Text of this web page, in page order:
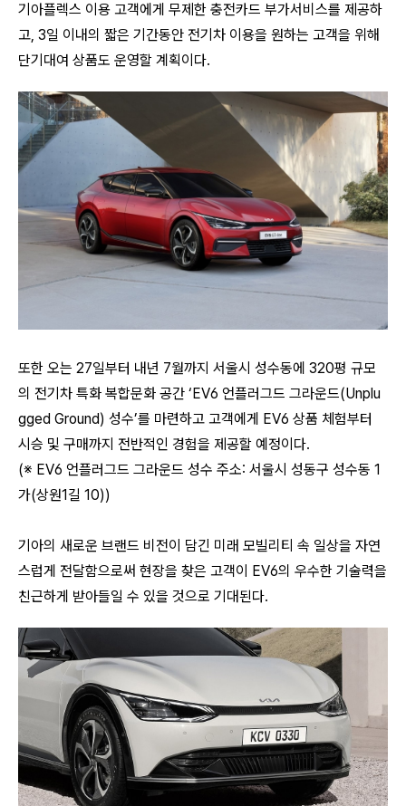
기아플렉스 이용 고객에게 무제한 충전카드 부가서비스를 제공하
고, 3일 이내의 짧은 기간동안 전기차 이용을 원하는 고객을 위해
단기대여 상품도 운영할 계획이다.
또한 오는 27일부터 내년 7월까지 서울시 성수동에 320평 규모
의 전기차 특화 복합문화 공간 ‘EV6 언플러그드 그라운드(Unplu
gged Ground) 성수’를 마련하고 고객에게 EV6 상품 체험부터
시승 및 구매까지 전반적인 경험을 제공할 예정이다.
(※ EV6 언플러그드 그라운드 성수 주소: 서울시 성동구 성수동 1
가(상원1길 10))
기아의 새로운 브랜드 비전이 담긴 미래 모빌리티 속 일상을 자연
스럽게 전달함으로써 현장을 찾은 고객이 EV6의 우수한 기술력을
친근하게 받아들일 수 있을 것으로 기대된다.